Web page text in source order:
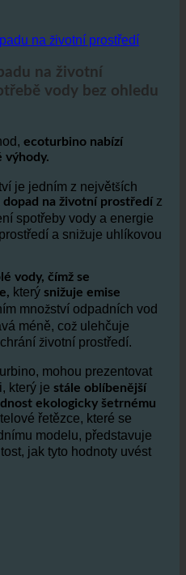
na životní prostředí
na životní
vody bez ohledu
ecoturbino nabízí
výhody.
je jedním z největších
dopad na životní prostředíz
spotřeby vody a energie
a snižuje uhlíkovou
vody, čímž se
kterýsnižuje emise
množství odpadních vod
méně, což ulehčuje
životní prostředí.
mohou prezentovat
který je
stále oblíbenější
ekologicky šetrnému
řetězce, které se
modelu, představuje
jak tyto hodnoty uvést